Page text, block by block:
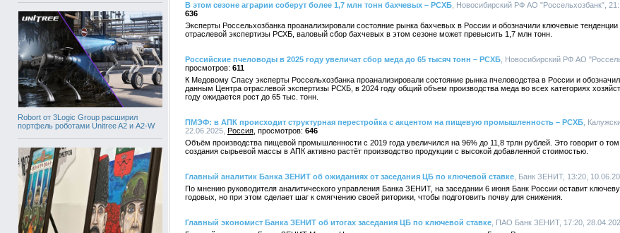
Robort от 3Logic Group расширил
портфель роботами Unitree A2 и A2-W
В этом сезоне аграрии соберут более 1,7 млн тонн бахчевых – РСХБ , Новосибирский РФ АО "Россельхозбанк",
636
Эксперты Россельхозбанка проанализировали состояние рынка бахчевых в России и обозначили ключевые
отраслевой экспертизы РСХБ, валовый сбор бахчевых в этом сезоне может превысить 1,7 млн тонн.
Российские пчеловоды в 2025 году увеличат сбор меда до 65 тысяч тонн – РСХБ , Новосибирский РФ АО
611
К Медовому Спасу эксперты Россельхозбанка проанализировали состояние рынка пчеловодства в России и
данным Центра отраслевой экспертизы РСХБ, в 2024 году общий объем производства меда во всех категориях
году ожидается рост до 65 тыс. тонн.
ПМЭФ: в АПК происходит структурная перестройка с акцентом на пищевую промышленность – РСХБ ,
22.06.2025, Россия
646
Объём производства пищевой промышленности с 2019 года увеличился на 96% до 11,8 трлн рублей. Это говорит о
создания сырьевой массы в АПК активно растёт производство продукции с высокой добавленной стоимостью.
Главный аналитик Банка ЗЕНИТ об ожиданиях от заседания ЦБ по ключевой ставке , Банк ЗЕНИТ, 13:20,
По мнению руководителя аналитического управления Банка ЗЕНИТ, на заседании 6 июня Банк России оставит
годовых, но при этом сделает шаг к смягчению своей риторики, чтобы подготовить почву для снижения.
Главный экономист Банка ЗЕНИТ об итогах заседания ЦБ по ключевой ставке , ПАО Банк ЗЕНИТ, 17:20,